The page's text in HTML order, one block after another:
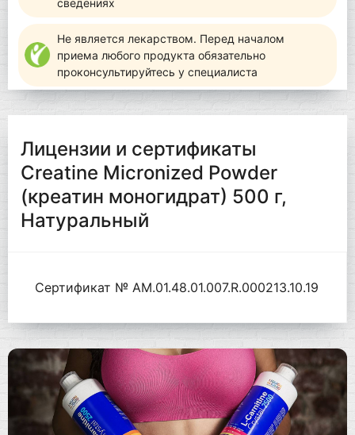
Не является лекарством. Перед началом
приема любого продукта обязательно
проконсультируйтесь у специалиста
Лицензии и сертификаты
Creatine Micronized Powder
(креатин моногидрат) 500 г,
Натуральный
Сертификат № AM.01.48.01.007.R.000213.10.19